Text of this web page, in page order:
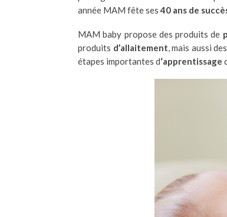
année MAM fête ses40 ans de
MAM baby propose des produits de
produits d’allaitement, mais aussi
étapes importantes d‘apprentissage